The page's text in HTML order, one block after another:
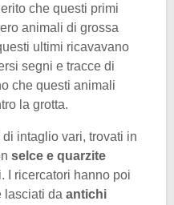
che questi primi
animali di grossa
ultimi ricavavano
segni e tracce di
che questi animali
la grotta.
intaglio vari, trovati in
selce e quarzite
I ricercatori hanno poi
lasciati da antichi